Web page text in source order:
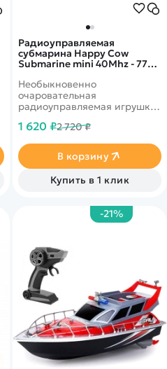
Радиоуправляемая
субмарина Happy Cow
Submarine mini 40Mhz - 777-
Необыкновенно
очаровательная
радиоуправляемая игрушка
корпуса, обязательно,
заинтересует Вашего
ребёнка.
1 620 ₽2 720 ₽
В корзину
Купить в 1 клик
-21%